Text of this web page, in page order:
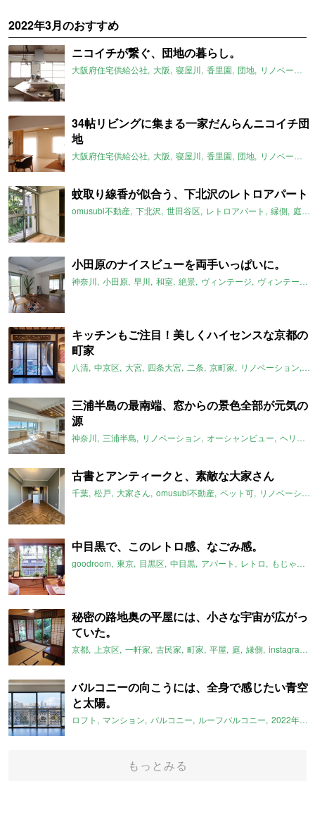
2022年3月のおすすめ
ニコイチが繋ぐ、団地の暮らし。
大阪府住宅供給公社 大阪 寝屋川 香里園 団地 リノベーション
34帖リビングに集まる一家だんらんニコイチ団
地
大阪府住宅供給公社 大阪 寝屋川 香里園 団地 リノベーション
蚊取り線香が似合う、下北沢のレトロアパート
omusubi不動産 下北沢 世田谷区 レトロアパート 縁側 庭
小田原のナイスビューを両手いっぱいに。
神奈川 小田原 早川 和室 絶景 ヴィンテージ ヴィンテージマンション
キッチンもご注目！美しくハイセンスな京都の
町家
八清 中京区 大宮 四条大宮 二条 京町家 リノベーション
三浦半島の最南端、窓からの景色全部が元気の
源
神奈川 三浦半島 リノベーション オーシャンビュー ヘリンボーン
古書とアンティークと、素敵な大家さん
千葉 松戸 大家さん omusubi不動産 ペット可 リノベーション
中目黒で、このレトロ感、なごみ感。
goodroom 東京 目黒区 中目黒 アパート レトロ もじゃもじゃ
秘密の路地奥の平屋には、小さな宇宙が広がっ
ていた。
京都 上京区 一軒家 古民家 町家 平屋 庭 縁側 instagram
バルコニーの向こうには、全身で感じたい青空
と太陽。
ロフト マンション バルコニー ルーフバルコニー 2022年3月のおすすめ
もっとみる